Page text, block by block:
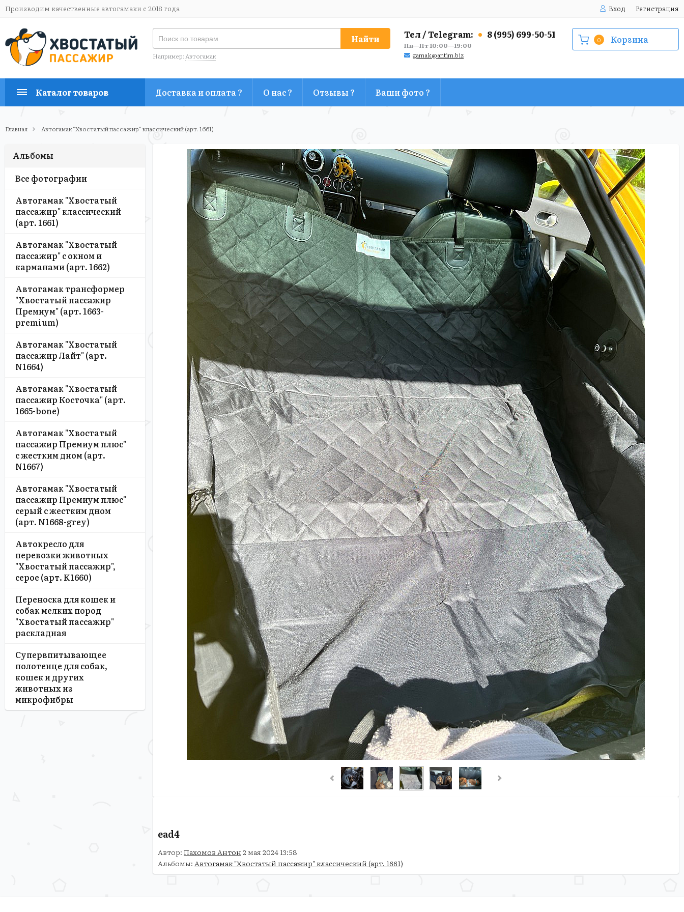
Производим качественные автогамаки с 2018 года Вход Регистрация
Тел / Telegram: 8 (995) 699-50-51
Пн—Пт 10:00—19:00
gamak@antim.biz
Найти
Например:Автогамак
0 Корзина
Каталог товаров Доставка и оплата ? О нас ? Отзывы ? Ваши фото ?
Главная Автогамак "Хвостатый пассажир" классический (арт. 1661)
Альбомы
Все фотографии
Автогамак "Хвостатый
пассажир" классический
(арт. 1661)
Автогамак "Хвостатый
пассажир" с окном и
карманами (арт. 1662)
Автогамак трансформер
"Хвостатый пассажир
Премиум" (арт. 1663-
premium)
Автогамак "Хвостатый
пассажир Лайт" (арт.
N1664)
Автогамак "Хвостатый
пассажир Косточка" (арт.
1665-bone)
Автогамак "Хвостатый
пассажир Премиум плюс"
с жестким дном (арт.
N1667)
Автогамак "Хвостатый
пассажир Премиум плюс"
серый с жестким дном
(арт. N1668-grey)
Автокресло для
перевозки животных
"Хвостатый пассажир",
серое (арт. K1660)
Переноска для кошек и
собак мелких пород
"Хвостатый пассажир"
раскладная
Супервпитывающее
полотенце для собак,
кошек и других
животных из
микрофибры
ead4
Автор: Пахомов Антон 2 мая 2024 13:58
Альбомы: Автогамак "Хвостатый пассажир" классический (арт. 1661)